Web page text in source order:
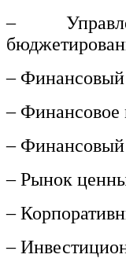
–
–
– Финансовое
– Финансовый
– Рынок
–
–